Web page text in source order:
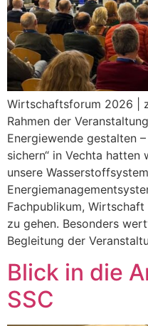
Wirtschaftsforum 2026 |
Rahmen der
Energiewende gestalten
sichern“ in Vechta
unsere
Fachpublikum,
zu gehen. Besonders
Begleitung der
Blick in die
SSC